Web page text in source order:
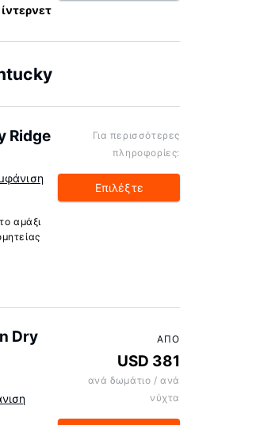
Ridge
αμάξι
Για περισσότερες
πληροφορίες:
Επιλέξτε
Dry
ΑΠΌ
USD 381
ανά δωμάτιο / ανά
νύχτα